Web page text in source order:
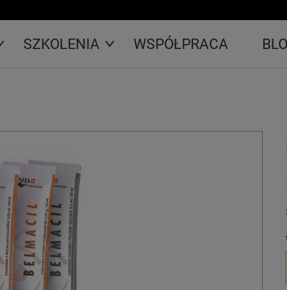
SZKOLENIA WSPÓŁPRACA